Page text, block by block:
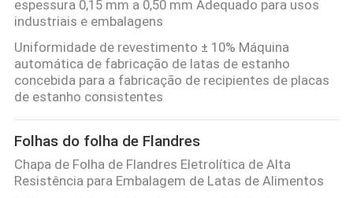
CONTROLE
DA
QUALIDADE
CONTACTE-
NOS
espessura 0,15 mm a 0,50 mm Adequado para usos
industriais e embalagens
Uniformidade de revestimento ± 10% Máquina
automática de fabricação de latas de estanho
concebida para a fabricação de recipientes de placas
de estanho consistentes
Folhas do folha de Flandres
Chapa de Folha de Flandres Eletrolítica de Alta
Resistência para Embalagem de Latas de Alimentos